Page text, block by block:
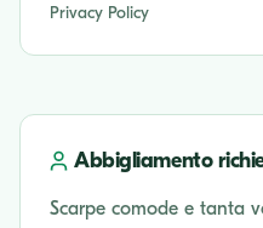
Privacy Policy
Abbigliamento
Scarpe comode e tanta